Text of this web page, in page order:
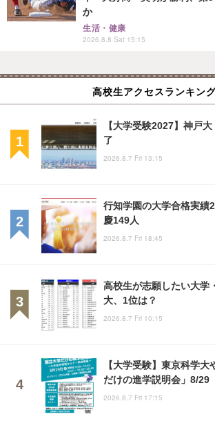
か
生活・健康
2026.8.8 Sat 15:15
高校生アクセスランキン
【大学受験2027】神戸
了
2026.8.7 Fri 13:15
行知学園の大学合格実
慶149人
2026.8.7 Fri 18:45
高校生が志願したい大
大、1位は？
2026.8.7 Fri 10:15
【大学受験】東京科学
だけの進学説明会」8/29
2026.8.7 Fri 17:15